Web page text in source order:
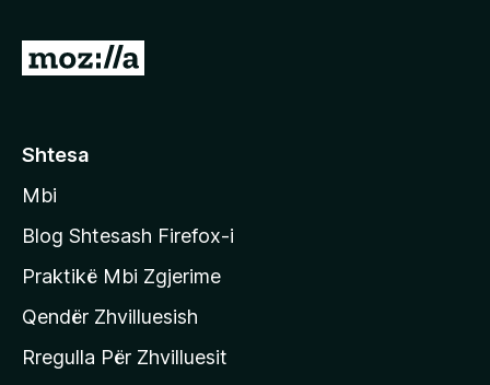
S
o
i
t
f
a
q
Shtesa
Mbi
Blog Shtesash Firefox-i
Praktikë Mbi Zgjerime
Qendër Zhvilluesish
Rregulla Për Zhvilluesit